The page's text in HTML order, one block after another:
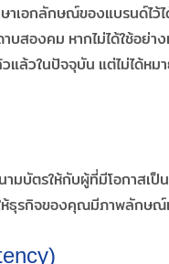
เอกลักษณ์ของแบรนด์ไว้
สองคม หากไม่ได้ใช้อย่า
แล้วในปัจจุบัน แต่ไม่ได้ห
ามบัตรให้กับผู้ที่มีโอกาสเ
ห้ธุรกิจของคุณมีภาพลักษ